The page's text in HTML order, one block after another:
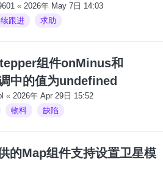
« 2026年 May 7日 14:03
跟进 求助
组件onMinus和
中的值为undefined
« 2026年 Apr 29日 15:52
物料 缺陷
的Map组件支持设置卫星模